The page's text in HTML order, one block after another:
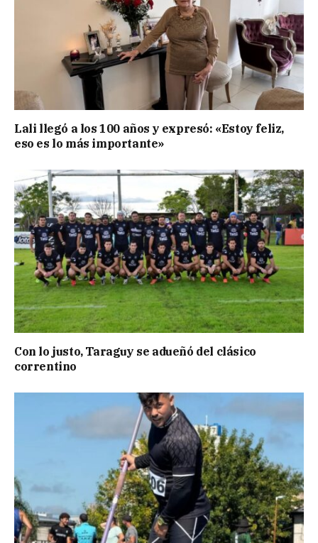
Lali llegó a los 100 años y expresó: «Estoy feliz,
eso es lo más importante»
Con lo justo, Taraguy se adueñó del clásico
correntino